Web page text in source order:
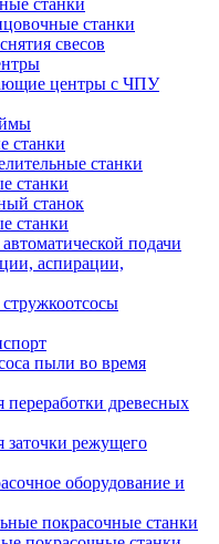
станки
станки
свесов
центры с ЧПУ
станки
станки
станки
станок
станки
подачи
аспирации,
пыли во время
переработки древесных
заточки режущего
оборудование и
покрасочные станки